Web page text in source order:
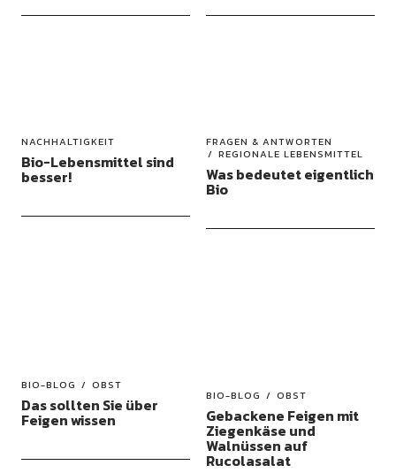
NACHHALTIGKEIT
Bio-Lebensmittel sind
besser!
FRAGEN & ANTWORTEN
REGIONALE LEBENSMITTEL
Was bedeutet eigentlich
Bio
BIO-BLOG OBST
Das sollten Sie über
Feigen wissen
BIO-BLOG OBST
Gebackene Feigen mit
Ziegenkäse und
Walnüssen auf
Rucolasalat